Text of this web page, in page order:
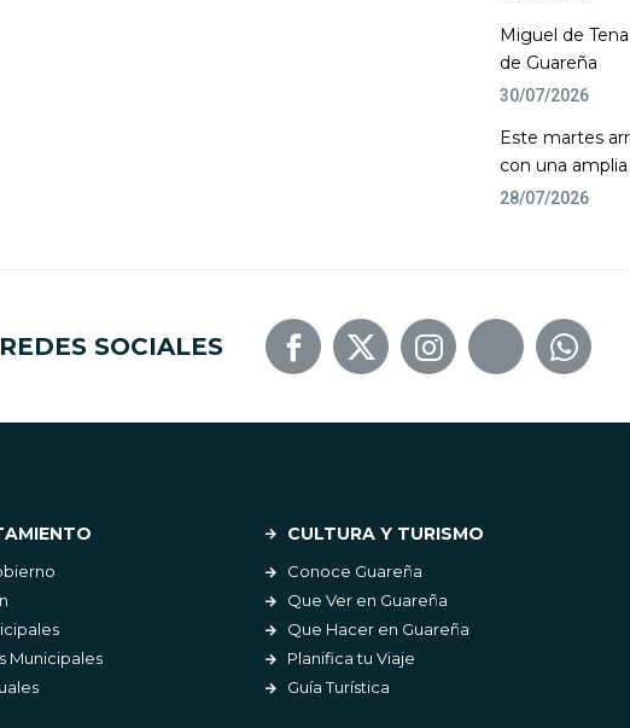
Miguel de
de Guareña
30/07/2026
Este martes
con una
28/07/2026
SOCIALES
Municipales
CULTURA Y TURISMO
Conoce Guareña
Que Ver en Guareña
Que Hacer en Guareña
Planifica tu Viaje
Guía Turística